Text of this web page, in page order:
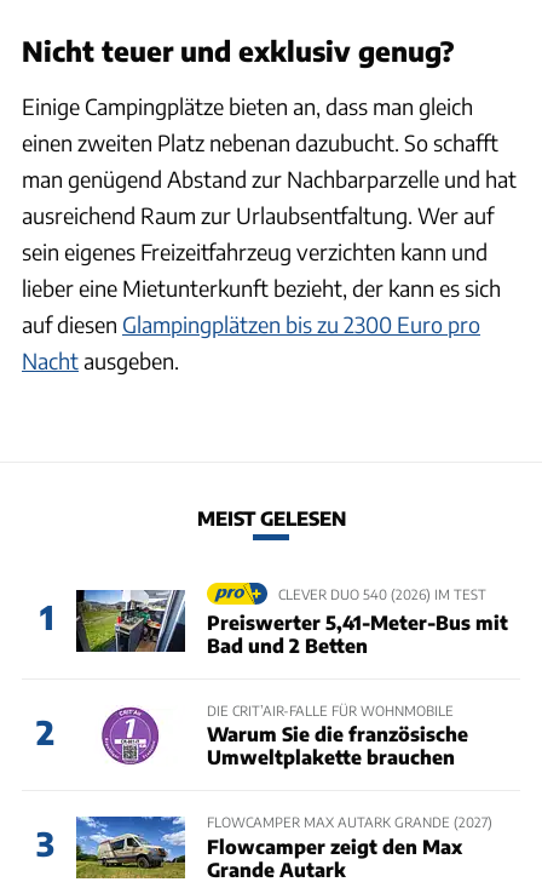
Nicht teuer und exklusiv genug?
Einige Campingplätze bieten an, dass man gleich
einen zweiten Platz nebenan dazubucht. So schafft
man genügend Abstand zur Nachbarparzelle und hat
ausreichend Raum zur Urlaubsentfaltung. Wer auf
sein eigenes Freizeitfahrzeug verzichten kann und
lieber eine Mietunterkunft bezieht, der kann es sich
auf diesen Glampingplätzen bis zu 2300 Euro pro
Nachtausgeben.
MEIST GELESEN
1
CLEVER DUO 540 (2026) IM TEST
Preiswerter 5,41-Meter-Bus mit
Bad und 2 Betten
2
DIE CRIT’AIR-FALLE FÜR WOHNMOBILE
Warum Sie die französische
Umweltplakette brauchen
3
FLOWCAMPER MAX AUTARK GRANDE (2027)
Flowcamper zeigt den Max
Grande Autark